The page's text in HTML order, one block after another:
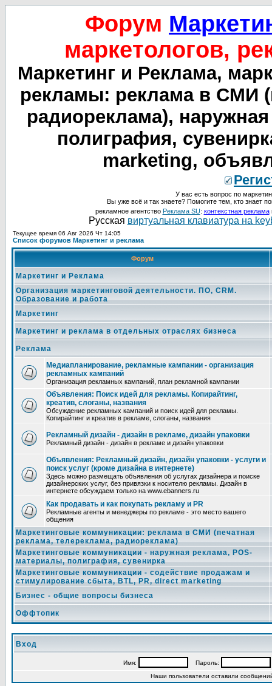
Форум
маркетологов,
Маркетинг и Реклама,
рекламы: реклама в СМИ
радиореклама),
полиграфия,
marketing,
У вас есть вопрос по
Вы уже всё и так знаете? Помогите тем, кто знает
рекламное агентство Реклама SU: контекстная реклама
Русская виртуальная клавиатура на
Текущее время 06 Авг 2026 Чт 14:05
Список форумов Маркетинг и реклама
Форум
Маркетинг и Реклама
Организация маркетинговой деятельности. ПО, CRM.
Образование и работа
Маркетинг
Маркетинг и реклама в отдельных отраслях бизнеса
Реклама
Медиапланирование, рекламные кампании - организация
рекламных кампаний
Организация рекламных кампаний, план рекламной кампании
Объявления: Поиск идей для рекламы. Копирайтинг,
креатив, слоганы, названия
Обсуждение рекламных кампаний и поиск идей для рекламы.
Копирайтинг и креатив в рекламе, слоганы, названия
Рекламный дизайн - дизайн в рекламе, дизайн упаковки
Рекламный дизайн - дизайн в рекламе и дизайн упаковки
Объявления: Рекламный дизайн, дизайн упаковки - услуги и
поиск услуг (кроме дизайна в интернете)
Здесь можно размещать объявления об услугах дизайнера и поиске
дизайнерских услуг, без привязки к носителю рекламы. Дизайн в
интернете обсуждаем только на www.ebanners.ru
Как продавать и как покупать рекламу и PR
Рекламные агенты и менеджеры по рекламе - это место вашего
общения
Маркетинговые коммуникации: реклама в СМИ (печатная
реклама, телереклама, радиореклама)
Маркетинговые коммуникации - наружная реклама, POS-
материалы, полиграфия, сувенирка
Маркетинговые коммуникации - содействие продажам и
стимулирование сбыта, BTL, PR, direct marketing
Бизнес - общие вопросы бизнеса
Оффтопик
Вход
Имя: Пароль:
Наши пользователи оставили